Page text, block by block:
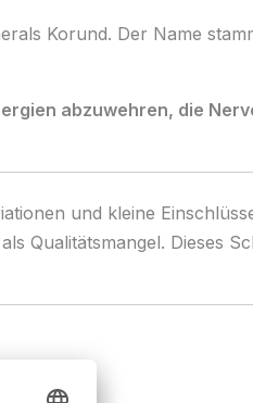
Korund. Der Name
abzuwehren, die
und kleine
Qualitätsmangel. Dieses